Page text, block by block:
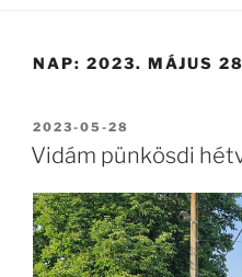
NAP: 2023. MÁJUS
BEKÜLDVE:
2023-05-28
Vidám pünkösdi